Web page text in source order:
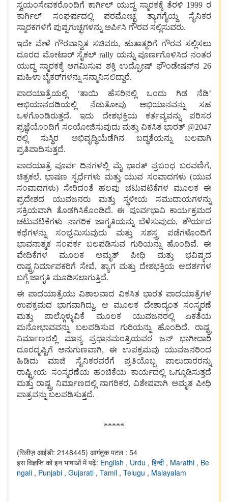
ಸ್ವಯಂಸೇವಕರೊಂದಿಗೆ ಕಾರ್ಗಿಲ್ ಯುದ್ಧ ಸ್ಮಾರಕಕ್ಕೆ ತೆರಳಿ 1999 ರ
ಕಾರ್ಗಿಲ್ ಸಂಘರ್ಷದಲ್ಲಿ ಪರಮೋಚ್ಛ ತ್ಯಾಗಗೈಯ್ದ ಸೈನಿಕರ
ಸ್ಮಾರಕಗಳಿಗೆ ಪುಷ್ಪಗುಚ್ಛಗಳನ್ನು ಅರ್ಪಿಸಿ ಗೌರವ ಸಲ್ಲಿಸುವರು.
ಇದೇ ವೇಳೆ ಗೌರವಾನ್ವಿತ ಸಚಿವರು, ಹುತಾತ್ಮರಿಗೆ ಗೌರವ ಸಲ್ಲಿಸಲು
ದೂರದ ಮೋಟಾರ್ ಸೈಕಲ್ rally ಯನ್ನು ಪೂರ್ಣಗೊಳಿಸಿದ ನಂತರ
ಯುದ್ಧ ಸ್ಮಾರಕಕ್ಕೆ ಆಗಮಿಸುವ ಶಕ್ತಿ ಉದ್ಘೋಷ್ ಫೌಂಡೇಷನ್‌ನ 26
ಮಹಿಳಾ ಬೈಕರ್‌ಗಳನ್ನು ಸನ್ಮಾನಿಸಲಿದ್ದಾರೆ.
ಪಾದಯಾತ್ರೆಯಲ್ಲಿ ‘ತಾಯಿ ಹೆಸರಿನಲ್ಲಿ ಒಂದು ಗಿಡ ನೆಡಿ’
ಅಭಿಯಾನದಡಿಯಲ್ಲಿ ನೆಡುತೋಪು ಅಭಿಯಾನವನ್ನು ಸಹ
ಒಳಗೊಂಡಿರುತ್ತದೆ. ಇದು ದೇಶಭಕ್ತಿಯ ಕರ್ತವ್ಯವನ್ನು ಪರಿಸರ
ಪ್ರಜ್ಞೆಯೊಂದಿಗೆ ಸಂಯೋಜಿಸುವುದು ಮತ್ತು ವಿಕಸಿತ ಭಾರತ್ @2047
ರಲ್ಲಿ ಸುಸ್ಥಿರ ಅಭಿವೃದ್ಧಿಯೆಡೆಗಿನ ಬದ್ಧತೆಯನ್ನು ಬಲವಾಗಿ
ಪ್ರತಿಪಾದಿಸುತ್ತದೆ.
ಪಾದಯಾತ್ರೆ ಪೂರ್ವ ದಿನಗಳಲ್ಲಿ ಮೈ ಭಾರತ್ ಪ್ರಬಂಧ ಬರವಣಿಗೆ,
ಚಿತ್ರಕಲೆ, ಭಾಷಣ ಸ್ಪರ್ಧೆಗಳು ಮತ್ತು ಯುವ ಸಂವಾದಗಳು (ಯುವ
ಸಂವಾದಗಳು) ಸೇರಿದಂತೆ ಹಲವು ಚಟುವಟಿಕೆಗಳ ಮೂಲಕ ಈ
ಪ್ರದೇಶದ ಯುವಜನರು ಮತ್ತು ಸ್ಥಳೀಯ ಸಮುದಾಯಗಳನ್ನು
ಸಕ್ರಿಯವಾಗಿ ತೊಡಗಿಸಿಕೊಂಡಿದೆ. ಈ ಪೂರ್ವಭಾವಿ ಕಾರ್ಯಕ್ರಮದ
ಚಟುವಟಿಕೆಗಳು ನಾಗರಿಕ ಜಾಗೃತಿಯನ್ನು ಬೆಳೆಸುವುದು, ಶೌರ್ಯದ
ಕಥೆಗಳನ್ನು ಸಂಭ್ರಮಿಸುವುದು ಮತ್ತು ಸಶಸ್ತ್ರ ಪಡೆಗಳೊಂದಿಗೆ
ಭಾವನಾತ್ಮಕ ಸಂಪರ್ಕ ಬಲಪಡಿಸುವ ಗುರಿಯನ್ನು ಹೊಂದಿವೆ. ಈ
ವೇದಿಕೆಗಳ ಮೂಲಕ ಅಮೃತ್ ಪೀಧಿ ಮತ್ತು ಭವಿಷ್ಯದ
ರಾಷ್ಟ್ರನಿರ್ಮಾಪಕರಿಗೆ ಸೇವೆ, ತ್ಯಾಗ ಮತ್ತು ದೇಶಭಕ್ತಿಯ ಆದರ್ಶಗಳ
ಬಗ್ಗೆ ಜಾಗೃತಿ ಮೂಡಿಸಲಾಗುತ್ತಿದೆ.
ಈ ಪಾದಯಾತ್ರೆಯು ವಿಶಾಲವಾದ ವಿಕಸಿತ ಭಾರತ ಪಾದಯಾತ್ರೆಗಳ
ಉಪಕ್ರಮದ ಭಾಗವಾಗಿದ್ದು, ಆ ಮೂಲಕ ದೇಶಾದ್ಯಂತ ಸಂಸ್ಮರಣೆ
ಮತ್ತು ಪಾಲ್ಗೊಳ್ಳುವಿಕೆ ಮೂಲಕ ಯುವಜನರಲ್ಲಿ ಏಕತೆಯ
ಮನೋಭಾವವನ್ನು ಬಲಪಡಿಸುವ ಗುರಿಯನ್ನು ಹೊಂದಿದೆ. ರಾಷ್ಟ್ರ
ನಿರ್ಮಾಣದಲ್ಲಿ ಮಾನ್ಯ ಪ್ರಧಾನಮಂತ್ರಿಯವರ ಜನ್ ಭಾಗೀದಾರಿ
ದೂರದೃಷ್ಟಿಗೆ ಅನುಗುಣವಾಗಿ, ಈ ಉಪಕ್ರಮವು ಯುವಜನರಿಂದ
ಹಿಡಿದು ಮಾಜಿ ಸೈನಿಕರವರೆಗೆ ಪ್ರತಿಯೊಬ್ಬ ಪಾಲುದಾರರನ್ನು
ರಾಷ್ಟ್ರೀಯ ಸಂಸ್ಮರಣೆಯ ಹಂಚಿಕೆಯ ಕಾರ್ಯದಲ್ಲಿ ಒಗ್ಗೂಡಿಸುತ್ತದೆ
ಮತ್ತು ರಾಷ್ಟ್ರ ನಿರ್ಮಾಣದಲ್ಲಿ ನಾಗರಿಕರ, ವಿಶೇಷವಾಗಿ ಅಮೃತ ಪೀಧಿ
ಪಾತ್ರವನ್ನು ಬಲಪಡಿಸುತ್ತದೆ.
*****
(रिलीज़ आईडी: 2148445) आगंतुक पटल : 54
इस विज्ञप्ति को इन भाषाओं में पढ़ें: English , Urdu , हिन्दी , Marathi , Be
ngali , Punjabi , Gujarati , Tamil , Telugu , Malayalam